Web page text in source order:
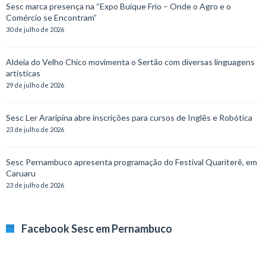
Sesc marca presença na “Expo Buíque Frio – Onde o Agro e o
Comércio se Encontram”
30 de julho de 2026
Aldeia do Velho Chico movimenta o Sertão com diversas linguagens
artísticas
29 de julho de 2026
Sesc Ler Araripina abre inscrições para cursos de Inglês e Robótica
23 de julho de 2026
Sesc Pernambuco apresenta programação do Festival Quariterê, em
Caruaru
23 de julho de 2026
Facebook Sesc em Pernambuco